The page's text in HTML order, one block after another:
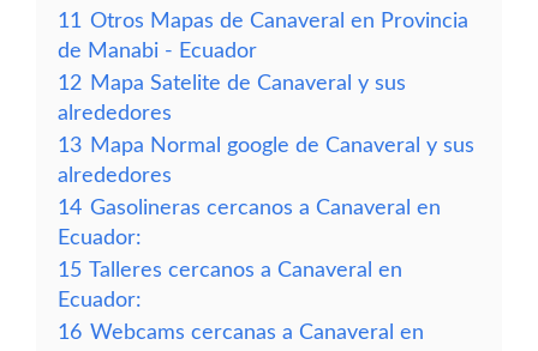
11 Otros Mapas de Canaveral en Provincia
de Manabi - Ecuador
12 Mapa Satelite de Canaveral y sus
alrededores
13 Mapa Normal google de Canaveral y sus
alrededores
14 Gasolineras cercanos a Canaveral en
Ecuador:
15 Talleres cercanos a Canaveral en
Ecuador:
16 Webcams cercanas a Canaveral en